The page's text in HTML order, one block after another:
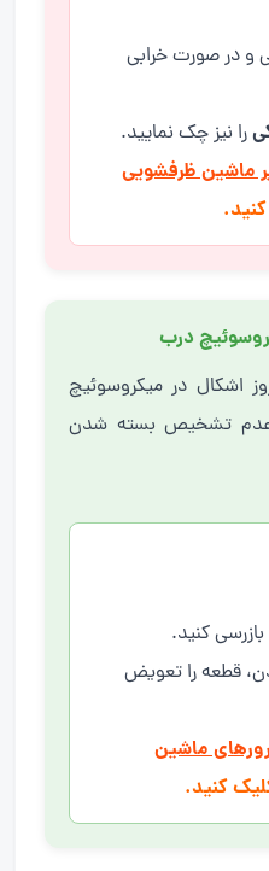
و در صورت خرابی
را نیز چک نمایید.
ماشین ظرفشویی
اشکال در میکروسوئیچ
تشخیص بسته شدن
بازرسی کنید.
قطعه را تعویض
ماشین
کنید.